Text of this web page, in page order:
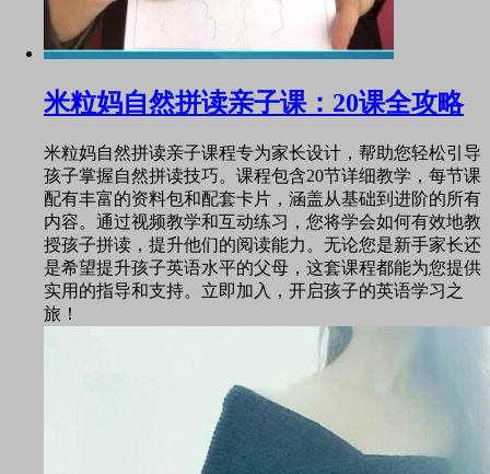
米粒妈自然拼读亲子课：20课全攻略
米粒妈自然拼读亲子课程专为家长设计，帮助您轻松引导
孩子掌握自然拼读技巧。课程包含20节详细教学，每节课
配有丰富的资料包和配套卡片，涵盖从基础到进阶的所有
内容。通过视频教学和互动练习，您将学会如何有效地教
授孩子拼读，提升他们的阅读能力。无论您是新手家长还
是希望提升孩子英语水平的父母，这套课程都能为您提供
实用的指导和支持。立即加入，开启孩子的英语学习之
旅！